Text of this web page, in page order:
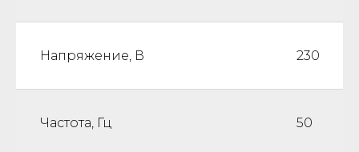
Напряжение, В 230
Частота, Гц 50